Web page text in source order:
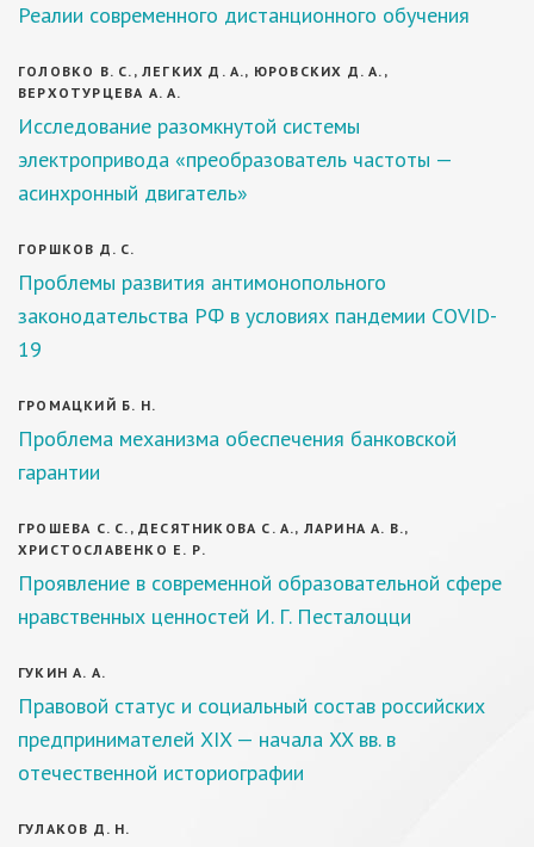
Реалии современного дистанционного обучения
ГОЛОВКО В. С., ЛЕГКИХ Д. А., ЮРОВСКИХ Д. А.,
ВЕРХОТУРЦЕВА А. А.
Исследование разомкнутой системы
электропривода «преобразователь частоты —
асинхронный двигатель»
ГОРШКОВ Д. С.
Проблемы развития антимонопольного
законодательства РФ в условиях пандемии COVID-
19
ГРОМАЦКИЙ Б. Н.
Проблема механизма обеспечения банковской
гарантии
ГРОШЕВА С. С., ДЕСЯТНИКОВА С. А., ЛАРИНА А. В.,
ХРИСТОСЛАВЕНКО Е. Р.
Проявление в современной образовательной сфере
нравственных ценностей И. Г. Песталоцци
ГУКИН А. А.
Правовой статус и социальный состав российских
предпринимателей XIX — начала XX вв. в
отечественной историографии
ГУЛАКОВ Д. Н.